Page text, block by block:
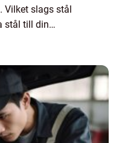
Vilket slags stål
stål till din